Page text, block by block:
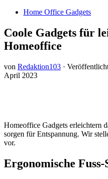
Home Office Gadgets
Coole Gadgets für
Homeoffice
von Redaktion103 ·
April 2023
Homeoffice Gadgets erleichtern
sorgen für Entspannung. Wir
vor.
Ergonomische Fuss-